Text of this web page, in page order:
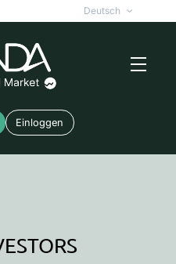
Deutsch
Einloggen